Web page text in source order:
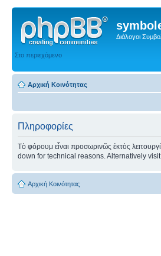
Διάλογοι
Στο περιεχόμενο
Αρχική Κοινότητας
Πληροφορίες
Τὸ φόρουμ εἶναι προσωρινῶς ἐκτὸς
down for technical reasons. Alternatively
Αρχική Κοινότητας